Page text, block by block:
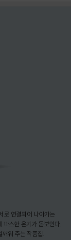
로 연결되어 나아가는
따스한 온기가 돋보인다.
워 주는 작품집.